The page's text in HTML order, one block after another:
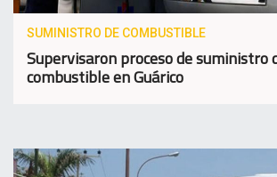
SUMINISTRO DE COMBUSTIBLE
Supervisaron proceso de suministro
combustible en Guárico